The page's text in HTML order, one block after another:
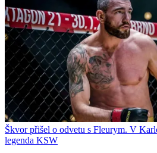
Škvor přišel o odvetu s Fleurym. V
legenda KSW